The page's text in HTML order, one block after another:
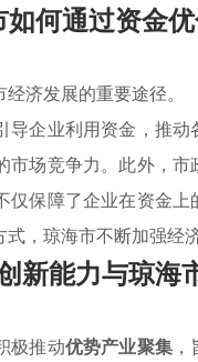
如何通过资金
济发展的重要途径。
导企业利用资金，推
市场竞争力。此外，
仅保障了企业在资金
，琼海市不断加强经
新能力与琼海
极推动优势产业聚集